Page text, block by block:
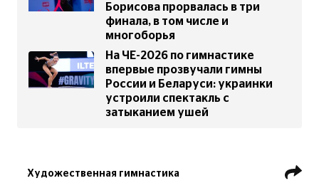
Борисова прорвалась в три
финала, в том числе и
многоборья
На ЧЕ-2026 по гимнастике
впервые прозвучали гимны
России и Беларуси: украинки
устроили спектакль с
затыканием ушей
Художественная гимнастика